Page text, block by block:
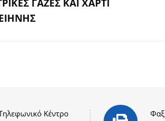
ΓΑΖΕΣ ΚΑΙ ΧΑΡΤΙ
Κέντρο